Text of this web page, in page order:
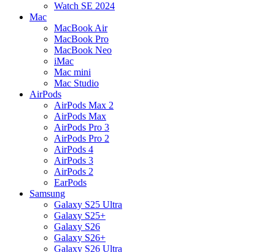
Watch SE 2024
Mac
MacBook Air
MacBook Pro
MacBook Neo
iMac
Mac mini
Mac Studio
AirPods
AirPods Max 2
AirPods Max
AirPods Pro 3
AirPods Pro 2
AirPods 4
AirPods 3
AirPods 2
EarPods
Samsung
Galaxy S25 Ultra
Galaxy S25+
Galaxy S26
Galaxy S26+
Galaxy S26 Ultra